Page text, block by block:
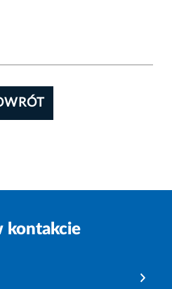
kontakcie